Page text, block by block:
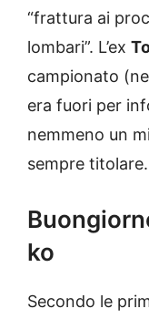
“frattura ai
lombari”. L’ex
campionato
era fuori per
nemmeno un
sempre titolare.
ko
Secondo le